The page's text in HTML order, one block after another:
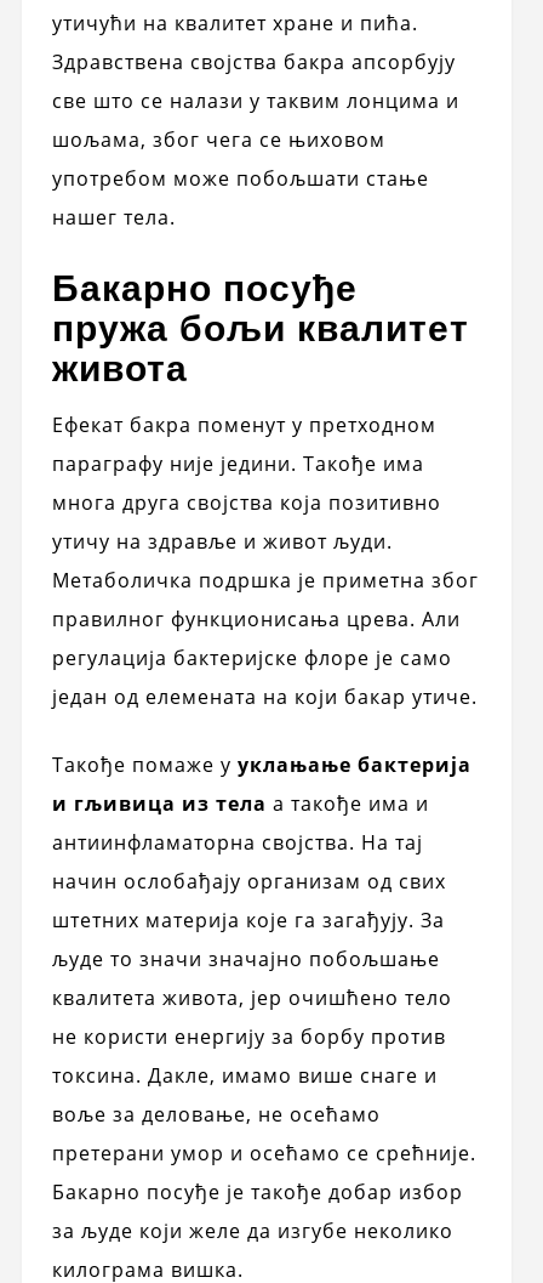
утичући на квалитет хране и пића.
Здравствена својства бакра апсорбују
све што се налази у таквим лонцима и
шољама, због чега се њиховом
употребом може побољшати стање
нашег тела.
Бакарно посуђе
пружа бољи квалитет
живота
Ефекат бакра поменут у претходном
параграфу није једини. Такође има
многа друга својства која позитивно
утичу на здравље и живот људи.
Метаболичка подршка је приметна због
правилног функционисања црева. Али
регулација бактеријске флоре је само
један од елемената на који бакар утиче.
Такође помаже у уклањање бактерија
и гљивица из тела а такође има и
антиинфламаторна својства. На тај
начин ослобађају организам од свих
штетних материја које га загађују. За
људе то значи значајно побољшање
квалитета живота, јер очишћено тело
не користи енергију за борбу против
токсина. Дакле, имамо више снаге и
воље за деловање, не осећамо
претерани умор и осећамо се срећније.
Бакарно посуђе је такође добар избор
за људе који желе да изгубе неколико
килограма вишка.